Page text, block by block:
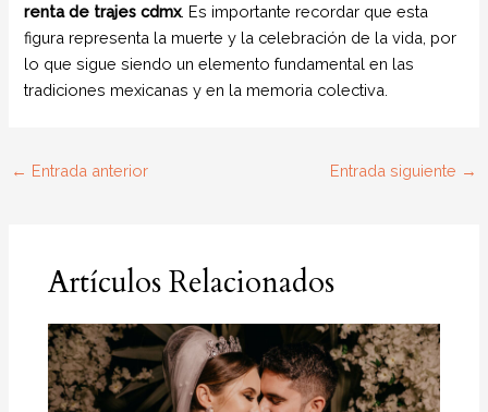
renta de trajes cdmx. Es importante recordar que esta
figura representa la muerte y la celebración de la vida, por
lo que sigue siendo un elemento fundamental en las
tradiciones mexicanas y en la memoria colectiva.
← Entrada anterior Entrada siguiente →
Artículos Relacionados